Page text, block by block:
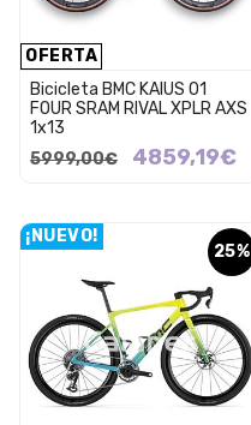
OFERTA
Bicicleta BMC KAIUS 01
FOUR SRAM RIVAL XPLR AXS
1x13
5999,00€
4859,19€
25%
¡NUEVO!